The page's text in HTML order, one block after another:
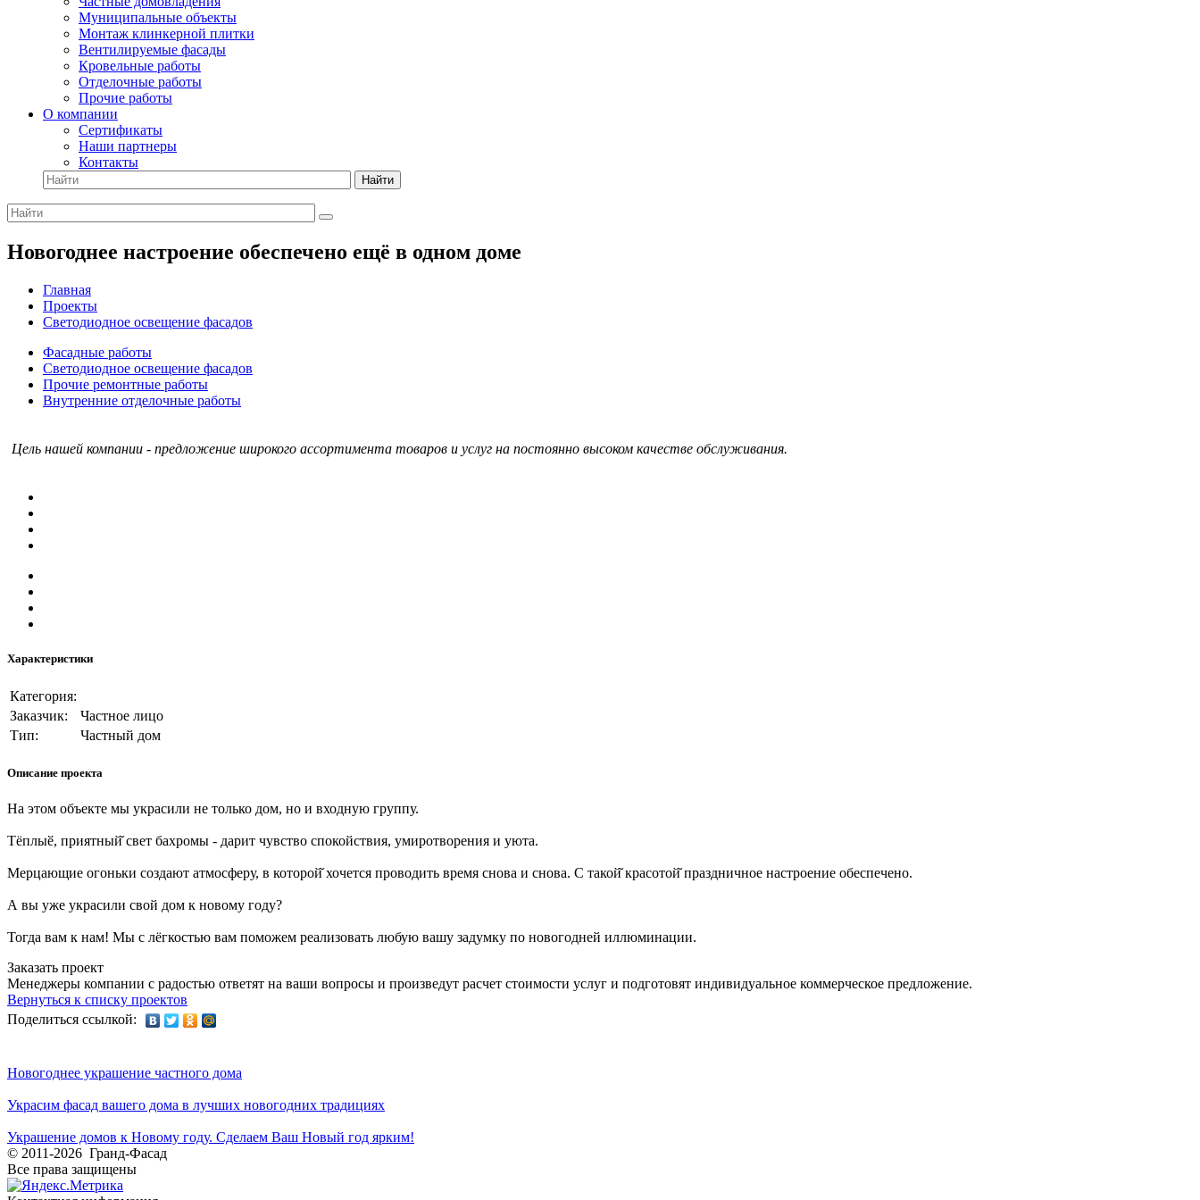
Муниципальные объекты
Монтаж клинкерной плитки
Вентилируемые фасады
Кровельные работы
Отделочные работы
Прочие работы
О компании
Сертификаты
Наши партнеры
Контакты
Найти
Новогоднее настроение обеспечено ещё в одном доме
Главная
Проекты
Светодиодное освещение фасадов
Фасадные работы
Светодиодное освещение фасадов
Прочие ремонтные работы
Внутренние отделочные работы
Цель нашей компании - предложение широкого ассортимента товаров и услуг на постоянно высоком качестве обслуживания.
Характеристики
Категория:
Заказчик:
Частное лицо
Тип:
Частный дом
Описание проекта
На этом объекте мы украсили не только дом, но и входную группу.
Тёплыӗ, приятный̆ свет бахромы - дарит чувство спокойствия, умиротворения и уюта.
Мерцающие огоньки создают атмосферу, в которой̆ хочется проводить время снова и снова. С такой̆ красотой̆ праздничное настроение обеспечено.
А вы уже украсили свой дом к новому году?
Тогда вам к нам! Мы с лёгкостью вам поможем реализовать любую вашу задумку по новогодней иллюминации.
Заказать проект
Менеджеры компании с радостью ответят на ваши вопросы и произведут расчет стоимости услуг и подготовят индивидуальное коммерческое предложение.
Вернуться к списку проектов
Поделиться ссылкой:
Новогоднее украшение частного дома
Украсим фасад вашего дома в лучших новогодних традициях
Украшение домов к Новому году. Сделаем Ваш Новый год ярким!
© 2011-2026 Гранд-Фасад
Все права защищены